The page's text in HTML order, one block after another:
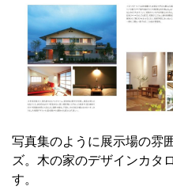
写真集のように展示場の雰
ズ。木の家のデザインカタ
す。